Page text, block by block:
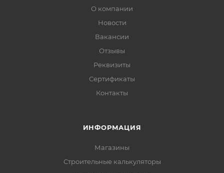
О компании
Новости
Вакансии
Отзывы
Реквизиты
Сертификаты
Контакты
ИНФОРМАЦИЯ
Магазины
Строительные калькуляторы